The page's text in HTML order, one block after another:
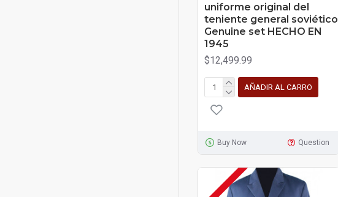
uniforme original del
teniente general soviético
Genuine set HECHO EN
1945
$12,499.99
AÑADIR AL CARRO
Buy Now Question